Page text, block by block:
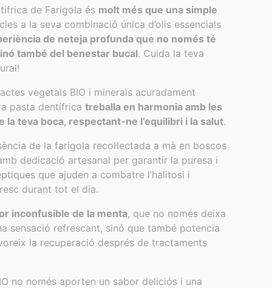
de Farigola és molt més que una simple
a la seva combinació única d’olis essencials
de neteja profunda que no només té
també del benestar bucal. Cuida la teva
vegetals BIO i minerals acuradament
pasta dentífrica treballa en harmonia amb les
la teva boca, respectant-ne l’equilibri i la salut.
de la farigola recol·lectada a mà en boscos
dedicació artesanal per garantir la puresa i
que ajuden a combatre l’halitosi i
durant tot el dia.
inconfusible de la menta, que no només deixa
sensació refrescant, sinó que també potencia
la recuperació després de tractaments
no només aporten un sabor deliciós i una